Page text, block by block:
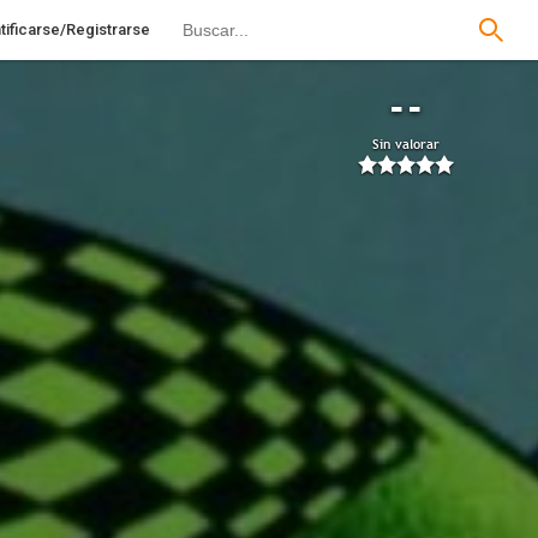
Registrarse
--
Sin valorar